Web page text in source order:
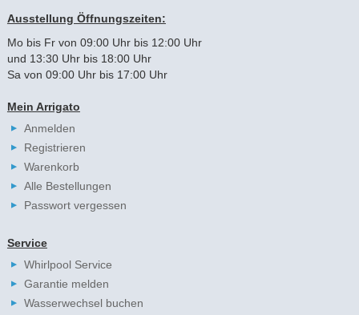
Ausstellung Öffnungszeiten:
Mo bis Fr von 09:00 Uhr bis 12:00 Uhr
und 13:30 Uhr bis 18:00 Uhr
Sa von 09:00 Uhr bis 17:00 Uhr
Mein Arrigato
Anmelden
Registrieren
Warenkorb
Alle Bestellungen
Passwort vergessen
Service
Whirlpool Service
Garantie melden
Wasserwechsel buchen